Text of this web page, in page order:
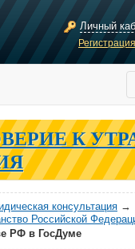
Личный
К
консультация →
Российской
РФ в ГосДуме